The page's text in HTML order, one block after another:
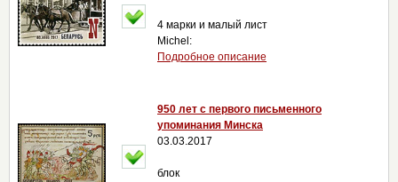
4 марки и малый лист
Michel:
Подробное описание
950 лет с первого письменного
упоминания Минска
03.03.2017
блок